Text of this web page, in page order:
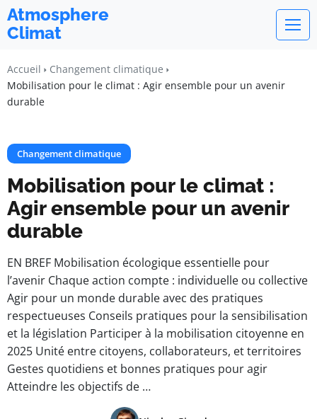
Atmosphere
Climat
Accueil
Changement climatique
Mobilisation pour le climat : Agir ensemble pour un avenir
durable
Changement climatique
Mobilisation pour le climat :
Agir ensemble pour un avenir
durable
EN BREF Mobilisation écologique essentielle pour
l’avenir Chaque action compte : individuelle ou collective
Agir pour un monde durable avec des pratiques
respectueuses Conseils pratiques pour la sensibilisation
et la législation Participer à la mobilisation citoyenne en
2025 Unité entre citoyens, collaborateurs, et territoires
Gestes quotidiens et bonnes pratiques pour agir
Atteindre les objectifs de …